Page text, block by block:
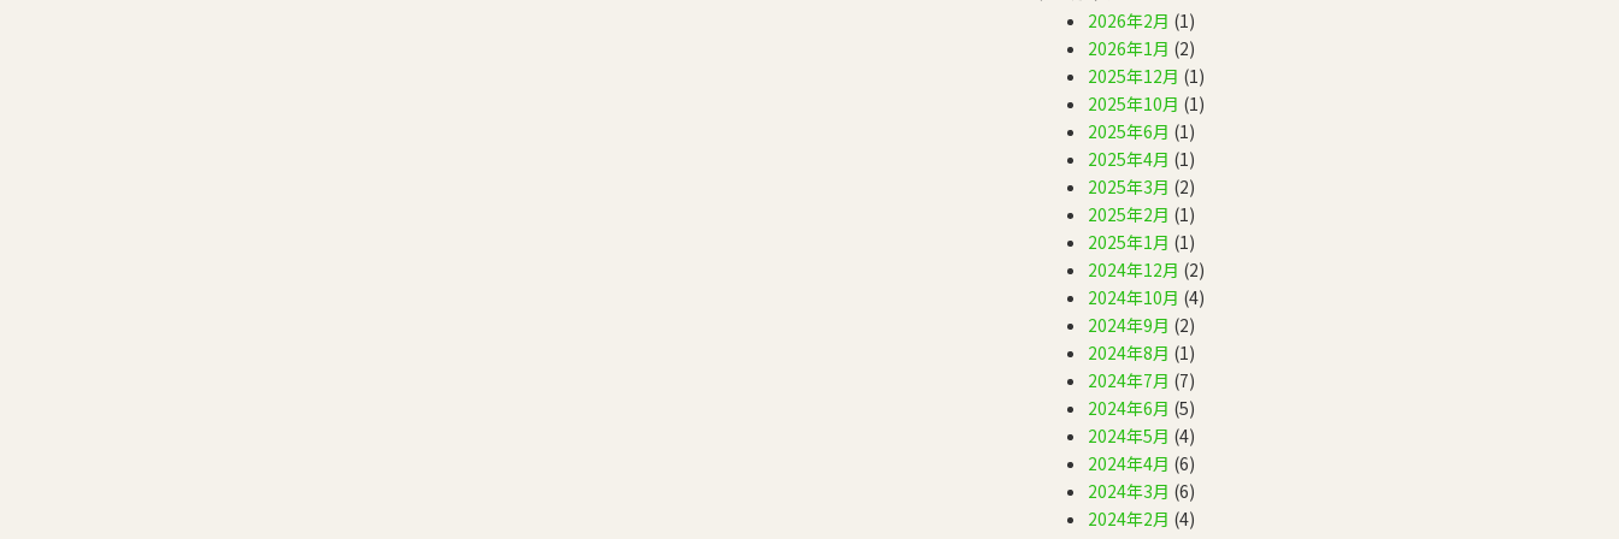
2026年2月 (1)
2026年1月 (2)
2025年12月 (1)
2025年10月 (1)
2025年6月 (1)
2025年4月 (1)
2025年3月 (2)
2025年2月 (1)
2025年1月 (1)
2024年12月 (2)
2024年10月 (4)
2024年9月 (2)
2024年8月 (1)
2024年7月 (7)
2024年6月 (5)
2024年5月 (4)
2024年4月 (6)
2024年3月 (6)
2024年2月 (4)